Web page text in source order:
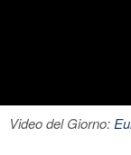
Video del Giorno: